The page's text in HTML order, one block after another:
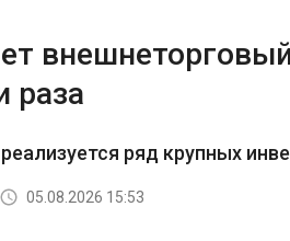
раза
ряд крупных
05.08.2026 15:53